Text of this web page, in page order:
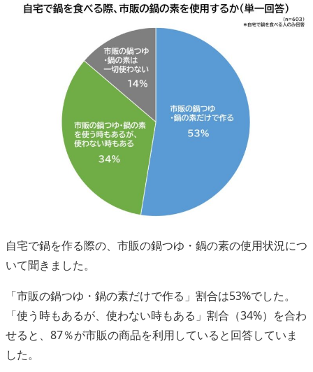
自宅で鍋を作る際の、市販の鍋つゆ・鍋の素の使用状況につ
いて聞きました。
「市販の鍋つゆ・鍋の素だけで作る」割合は53%でした。
「使う時もあるが、使わない時もある」割合（34%）を合わ
せると、87％が市販の商品を利用していると回答していま
した。